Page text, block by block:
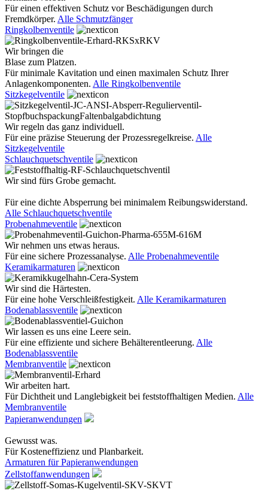
Für einen effektiven Schutz vor Beschädigungen durch
Fremdkörper. Alle Schmutzfänger
Ringkolbenventile
Wir bringen die
Blase zum Platzen.
Für minimale Kavitation und einen maximalen Schutz Ihrer
Anlagenkomponenten. Alle Ringkolbenventile
Sitzkegelventile
Wir regeln das ganz individuell.
Für eine präzise Steuerung der Prozessregelkreise. Alle
Sitzkegelventile
Schlauchquetschventile
Wir sind fürs Grobe gemacht.
Für eine dichte Absperrung bei minimalem Reibungswiderstand.
Alle Schlauchquetschventile
Probenahmeventile
Wir nehmen uns etwas heraus.
Für eine sichere Prozessanalyse. Alle Probenahmeventile
Keramikarmaturen
Wir sind die Härtesten.
Für eine hohe Verschleißfestigkeit. Alle Keramikarmaturen
Bodenablassventile
Wir lassen es uns eine Leere sein.
Für eine effiziente und sichere Behälterentleerung. Alle
Bodenablassventile
Membranventile
Wir arbeiten hart.
Für Dichtheit und Langlebigkeit bei feststoffhaltigen Medien. Alle
Membranventile
Papieranwendungen
Gewusst was.
Für Kosteneffizienz und Planbarkeit.
Armaturen für Papieranwendungen
Zellstoffanwendungen